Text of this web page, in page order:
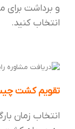
و برداشت برای
انتخاب کنید.
تقویم کشت
انتخاب زمان